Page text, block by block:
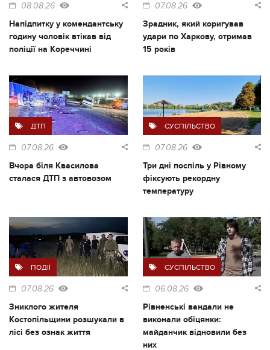
08.08.26
Напідпитку у комендантську
годину чоловік втікав від
поліції на Кореччині
07.08.26
Зрадник, який коригував
удари по Харкову, отримав
15 років
ДТП
07.08.26
Вчора біля Квасилова
сталася ДТП з автовозом
СУСПІЛЬСТВО
07.08.26
Три дні поспіль у Рівному
фіксують рекордну
температуру
ПОДІЇ
07.08.26
Зниклого жителя
Костопільщини розшукали в
лісі без ознак життя
СУСПІЛЬСТВО
06.08.26
Рівненські вандали не
виконали обіцянки:
майданчик відновили без
них